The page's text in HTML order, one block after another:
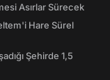
Asırlar Sürecek
Hare Sürel
Şehirde 1,5